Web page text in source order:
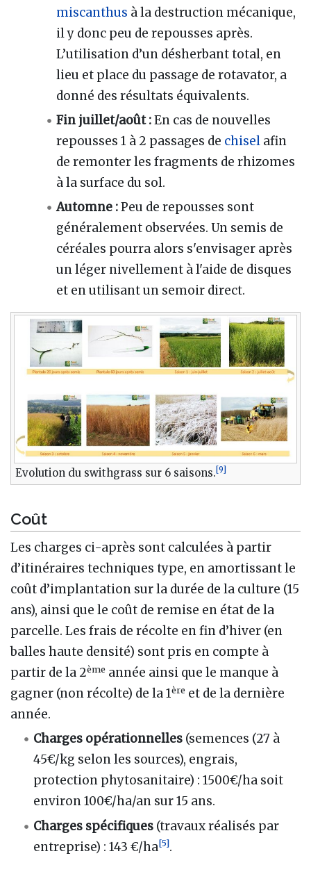
miscanthus à la destruction mécanique,
il y donc peu de repousses après.
L’utilisation d’un désherbant total, en
lieu et place du passage de rotavator, a
donné des résultats équivalents.
Fin juillet/août :En cas de nouvelles
repousses 1 à 2 passages de chisel afin
de remonter les fragments de rhizomes
à la surface du sol.
Automne :Peu de repousses sont
généralement observées. Un semis de
céréales pourra alors s'envisager après
un léger nivellement à l'aide de disques
et en utilisant un semoir direct.
Evolution du swithgrass sur 6 saisons. 9
Coût
Les charges ci-après sont calculées à partir
d’itinéraires techniques type, en amortissant le
coût d’implantation sur la durée de la culture (15
ans), ainsi que le coût de remise en état de la
parcelle. Les frais de récolte en fin d’hiver (en
balles haute densité) sont pris en compte à
partir de la 2ème année ainsi que le manque à
gagner (non récolte) de la 1ère et de la dernière
année.
Charges opérationnelles (semences (27 à
45€/kg selon les sources), engrais,
protection phytosanitaire) : 1500€/ha soit
environ 100€/ha/an sur 15 ans.
Charges spécifiques (travaux réalisés par
entreprise) : 143 €/ha[5].